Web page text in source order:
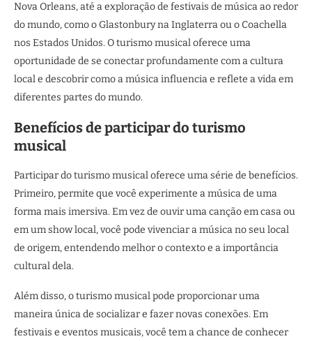
Nova Orleans, até a exploração de festivais de música ao redor
do mundo, como o Glastonbury na Inglaterra ou o Coachella
nos Estados Unidos. O turismo musical oferece uma
oportunidade de se conectar profundamente com a cultura
local e descobrir como a música influencia e reflete a vida em
diferentes partes do mundo.
Benefícios de participar do turismo
musical
Participar do turismo musical oferece uma série de benefícios.
Primeiro, permite que você experimente a música de uma
forma mais imersiva. Em vez de ouvir uma canção em casa ou
em um show local, você pode vivenciar a música no seu local
de origem, entendendo melhor o contexto e a importância
cultural dela.
Além disso, o turismo musical pode proporcionar uma
maneira única de socializar e fazer novas conexões. Em
festivais e eventos musicais, você tem a chance de conhecer